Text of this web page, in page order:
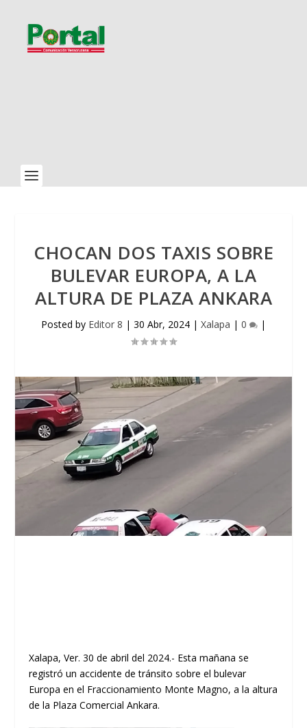
CHOCAN DOS TAXIS SOBRE
BULEVAR EUROPA, A LA
ALTURA DE PLAZA ANKARA
Posted by Editor 8 | 30 Abr, 2024 | Xalapa | 0 |
Xalapa, Ver. 30 de abril del 2024.- Esta mañana se
registró un accidente de tránsito sobre el bulevar
Europa en el Fraccionamiento Monte Magno, a la altura
de la Plaza Comercial Ankara.